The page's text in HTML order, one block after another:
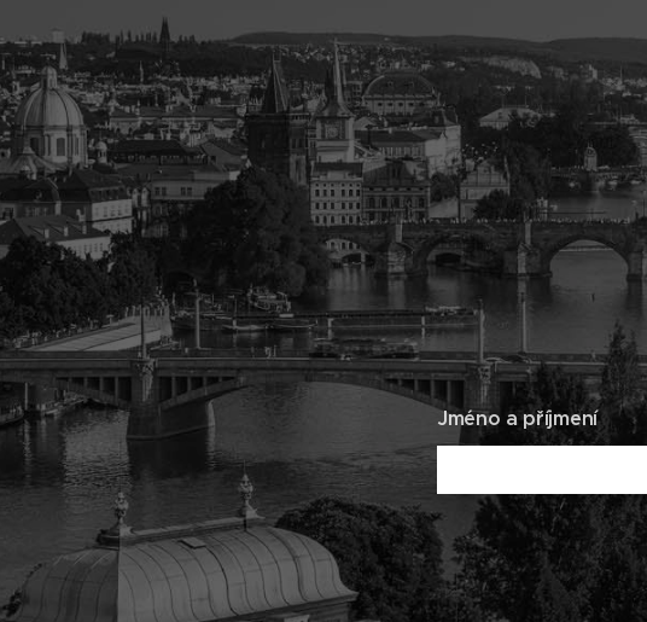
Jméno a příjmení